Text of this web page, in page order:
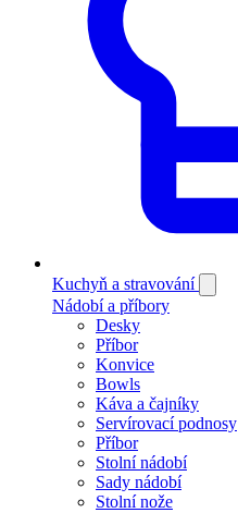
Kuchyň a stravování
Nádobí a příbory
Desky
Příbor
Konvice
Bowls
Káva a čajníky
Servírovací podnosy
Příbor
Stolní nádobí
Sady nádobí
Stolní nože